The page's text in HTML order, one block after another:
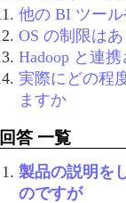
他の BI ツー
OS の制限は
Hadoop と連
実際にどの程
ますか
回答 一覧
製品の説明を
のですが